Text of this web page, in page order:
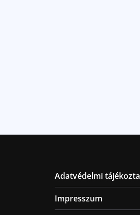
Adatvédelmi
Impresszum